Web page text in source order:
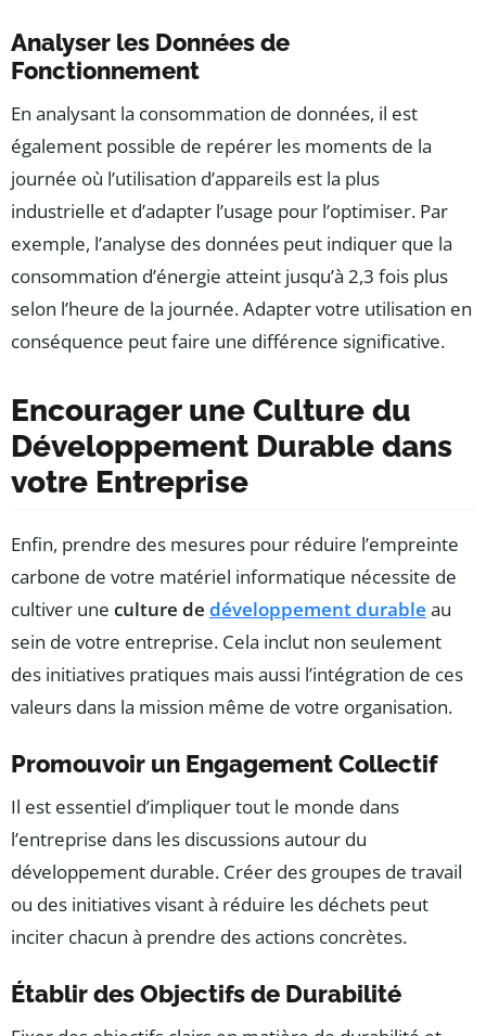
Analyser les Données de
Fonctionnement
En analysant la consommation de données, il est
également possible de repérer les moments de la
journée où l’utilisation d’appareils est la plus
industrielle et d’adapter l’usage pour l’optimiser. Par
exemple, l’analyse des données peut indiquer que la
consommation d’énergie atteint jusqu’à 2,3 fois plus
selon l’heure de la journée. Adapter votre utilisation en
conséquence peut faire une différence significative.
Encourager une Culture du
Développement Durable dans
votre Entreprise
Enfin, prendre des mesures pour réduire l’empreinte
carbone de votre matériel informatique nécessite de
cultiver une culture de développement durable au
sein de votre entreprise. Cela inclut non seulement
des initiatives pratiques mais aussi l’intégration de ces
valeurs dans la mission même de votre organisation.
Promouvoir un Engagement Collectif
Il est essentiel d’impliquer tout le monde dans
l’entreprise dans les discussions autour du
développement durable. Créer des groupes de travail
ou des initiatives visant à réduire les déchets peut
inciter chacun à prendre des actions concrètes.
Établir des Objectifs de Durabilité